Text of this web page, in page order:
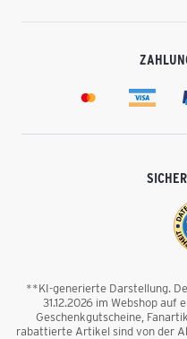
**KI-generierte Darstellung.
31.12.2026 im Webshop
Geschenkgutscheine,
rabattierte Artikel sind von der